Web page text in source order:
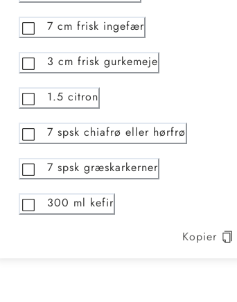
7 cm frisk ingefær
3 cm frisk gurkemeje
1.5 citron
7 spsk chiafrø eller hørfrø
7 spsk græskarkerner
300 ml kefir
Kopier